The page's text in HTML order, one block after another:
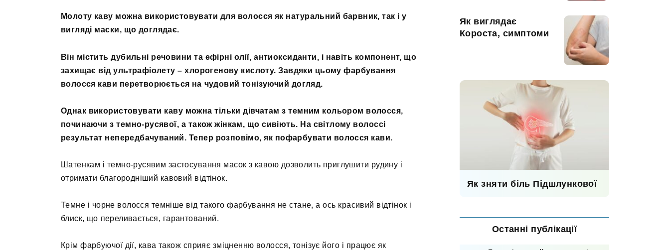
Молоту каву можна використовувати для волосся як натуральний барвник, так і у
вигляді маски, що доглядає.
Він містить дубильні речовини та ефірні олії, антиоксиданти, і навіть компонент, що
захищає від ультрафіолету – хлорогенову кислоту. Завдяки цьому фарбування
волосся кави перетворюється на чудовий тонізуючий догляд.
Однак використовувати каву можна тільки дівчатам з темним кольором волосся,
починаючи з темно-русявої, а також жінкам, що сивіють. На світлому волоссі
результат непередбачуваний. Тепер розповімо, як пофарбувати волосся кави.
Шатенкам і темно-русявим застосування масок з кавою дозволить приглушити рудину і
отримати благородніший кавовий відтінок.
Темне і чорне волосся темніше від такого фарбування не стане, а ось красивий відтінок і
блиск, що переливається, гарантований.
Крім фарбуючої дії, кава також сприяє зміцненню волосся, тонізує його і працює як
Як виглядає
Короста, симптоми
Як зняти біль Підшлункової
Останні публікації